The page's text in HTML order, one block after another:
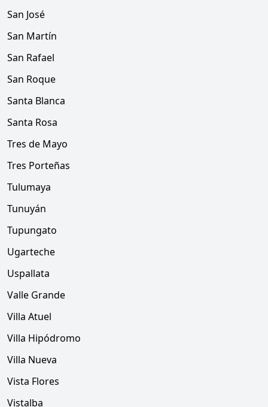
San José
San Martín
San Rafael
San Roque
Santa Blanca
Santa Rosa
Tres de Mayo
Tres Porteñas
Tulumaya
Tunuyán
Tupungato
Ugarteche
Uspallata
Valle Grande
Villa Atuel
Villa Hipódromo
Villa Nueva
Vista Flores
Vistalba